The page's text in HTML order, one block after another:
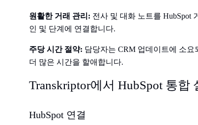
원활한 거래 관리: 전사 및 대화 노트를 HubSpot
인 및 단계에 연결합니다.
주당 시간 절약: 담당자는 CRM 업데이트에 소요
더 많은 시간을 할애합니다.
Transkriptor에서 HubSpot 통합
HubSpot 연결